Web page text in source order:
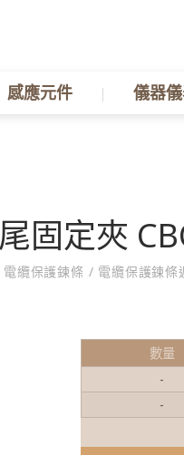
感應元件 儀器
固定夾
電纜保護鍊條 / 電纜保護鍊
數量
-
-